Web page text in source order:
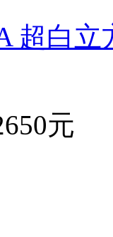
超白
元